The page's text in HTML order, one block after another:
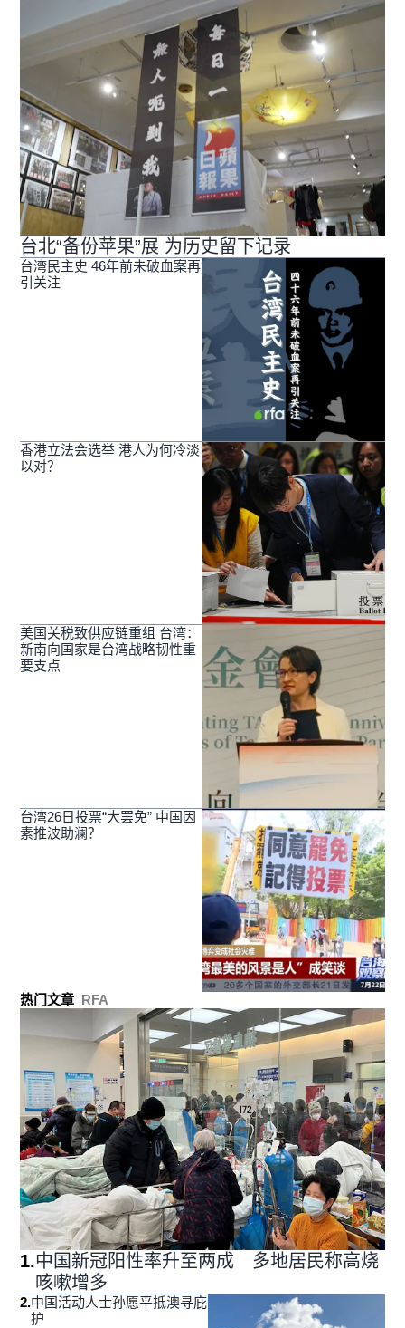
台北“备份苹果”展 为历史留下记录
台湾民主史 46年前未破血案再
引关注
香港立法会选举 港人为何冷淡
以对？
美国关税致供应链重组 台湾：
新南向国家是台湾战略韧性重
要支点
台湾26日投票“大罢免” 中国因
素推波助澜？
热门文章 RFA
1.中国新冠阳性率升至两成 多地居民称高烧
咳嗽增多
2.中国活动人士孙愿平抵澳寻庇
护